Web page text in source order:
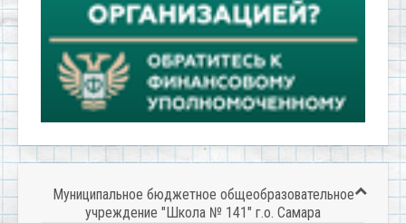
Муниципальное бюджетное общеобразовательное
учреждение "Школа № 141" г.о. Самара